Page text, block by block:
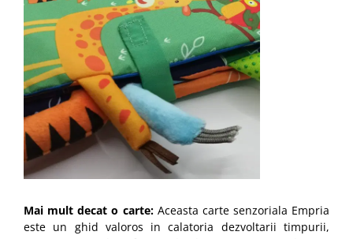
Mai mult decat o carte:Aceasta carte senzoriala Empria
este un ghid valoros in calatoria dezvoltarii timpurii,